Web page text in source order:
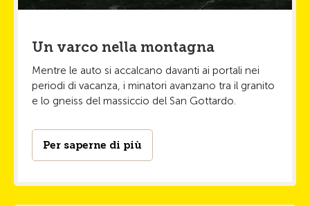
Un varco nella montagna
Mentre le auto si accalcano davanti ai portali nei
periodi di vacanza, i minatori avanzano tra il granito
e lo gneiss del massiccio del San Gottardo.
Per saperne di più